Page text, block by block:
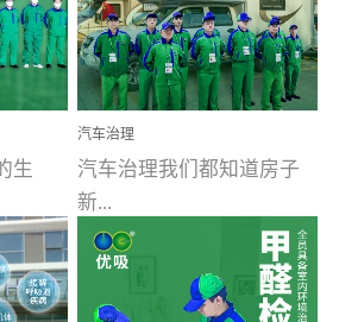
活情
醛为
毒的功效，杀菌率
99.99%。相对于传统消毒
液来说，无...
生
养
汽车治理
汽车治理我们都知道房子
新...
装修完会有甲醛，其实汽